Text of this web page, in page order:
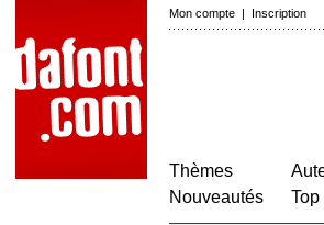
Mon compte | Inscription
Thèmes
Nouveautés
Top